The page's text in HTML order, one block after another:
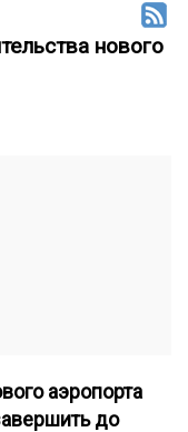
нового
аэропорта
до